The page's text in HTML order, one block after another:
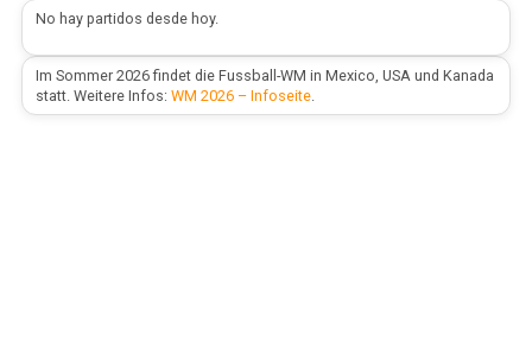
No hay partidos desde hoy.
Im Sommer 2026 findet die Fussball-WM in Mexico, USA und Kanada
statt. Weitere Infos: WM 2026 – Infoseite.